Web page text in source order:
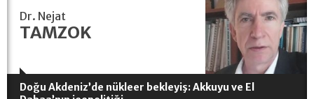
Dr. Nejat
TAMZOK
Doğu Akdeniz’de nükleer bekleyiş: Akkuyu ve El